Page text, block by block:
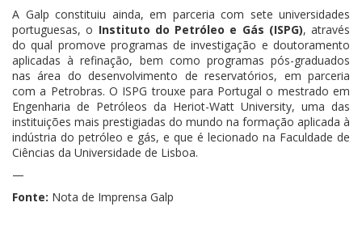
A Galp constituiu ainda, em parceria com sete universidades
portuguesas, o Instituto do Petróleo e Gás (ISPG), através
do qual promove programas de investigação e doutoramento
aplicadas à refinação, bem como programas pós-graduados
nas área do desenvolvimento de reservatórios, em parceria
com a Petrobras. O ISPG trouxe para Portugal o mestrado em
Engenharia de Petróleos da Heriot-Watt University, uma das
instituições mais prestigiadas do mundo na formação aplicada à
indústria do petróleo e gás, e que é lecionado na Faculdade de
Ciências da Universidade de Lisboa.
—
Fonte: Nota de Imprensa Galp